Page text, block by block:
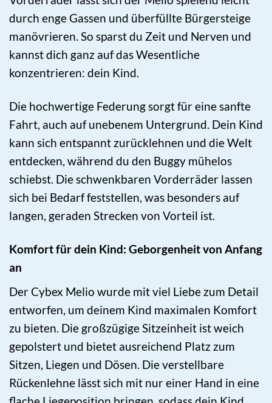
durch enge Gassen und überfüllte Bürgersteige
manövrieren. So sparst du Zeit und Nerven und
kannst dich ganz auf das Wesentliche
konzentrieren: dein Kind.
Die hochwertige Federung sorgt für eine sanfte
Fahrt, auch auf unebenem Untergrund. Dein Kind
kann sich entspannt zurücklehnen und die Welt
entdecken, während du den Buggy mühelos
schiebst. Die schwenkbaren Vorderräder lassen
sich bei Bedarf feststellen, was besonders auf
langen, geraden Strecken von Vorteil ist.
Komfort für dein Kind: Geborgenheit von Anfang
an
Der Cybex Melio wurde mit viel Liebe zum Detail
entworfen, um deinem Kind maximalen Komfort
zu bieten. Die großzügige Sitzeinheit ist weich
gepolstert und bietet ausreichend Platz zum
Sitzen, Liegen und Dösen. Die verstellbare
Rückenlehne lässt sich mit nur einer Hand in eine